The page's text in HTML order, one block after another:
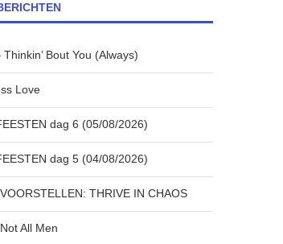
Bout You (Always)
Love
dag 6 (05/08/2026)
dag 5 (04/08/2026)
THRIVE IN CHAOS
All Men